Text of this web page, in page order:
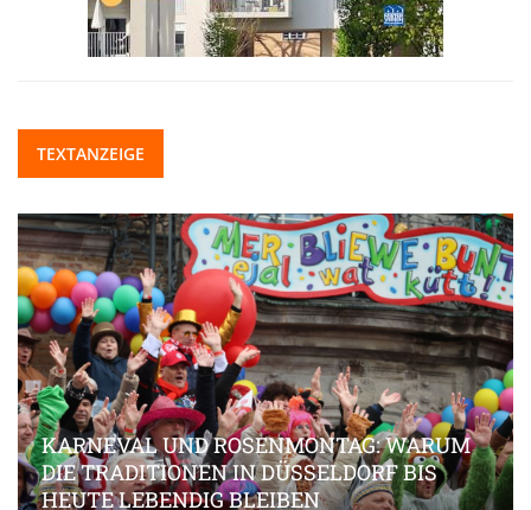
TEXTANZEIGE
KARNEVAL UND ROSENMONTAG: WARUM
DIE TRADITIONEN IN DÜSSELDORF BIS
HEUTE LEBENDIG BLEIBEN